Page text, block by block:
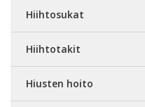
Hiihtosukat
Hiihtotakit
Hiusten hoito